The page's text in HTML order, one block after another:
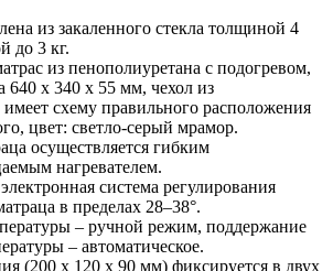
из закаленного стекла толщиной 4
до 3 кг.
из пенополиуретана с подогревом,
640 х 340 х 55 мм, чехол из
схему правильного расположения
цвет: светло-серый мрамор.
осуществляется гибким
нагревателем.
система регулирования
в пределах 28–38°.
– ручной режим, поддержание
– автоматическое.
(200 х 120 х 90 мм) фиксируется в двух